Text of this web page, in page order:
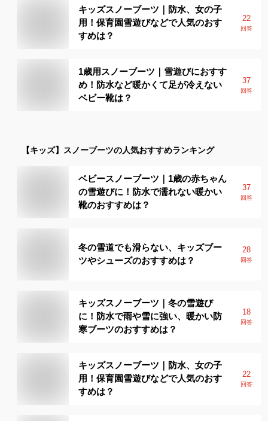
キッズスノーブーツ｜防水、女の子
用！保育園雪遊びなどで人気のおす
すめは？
22
回答
1歳用スノーブーツ｜雪遊びにおすす
め！防水など暖かくて足が冷えない
ベビー靴は？
37
回答
【キッズ】 スノーブーツの人気おすすめランキング
ベビースノーブーツ｜1歳の赤ちゃん
の雪遊びに！防水で濡れない暖かい
靴のおすすめは？
37
回答
冬の雪道でも滑らない、キッズブー
ツやシューズのおすすめは？
28
回答
キッズスノーブーツ｜冬の雪遊び
に！防水で雨や雪に強い、暖かい防
寒ブーツのおすすめは？
18
回答
キッズスノーブーツ｜防水、女の子
用！保育園雪遊びなどで人気のおす
すめは？
22
回答